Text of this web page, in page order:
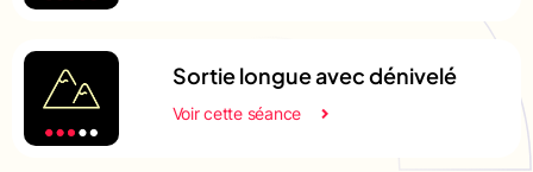
Sortie longue avec dénivelé
Voir cette séance